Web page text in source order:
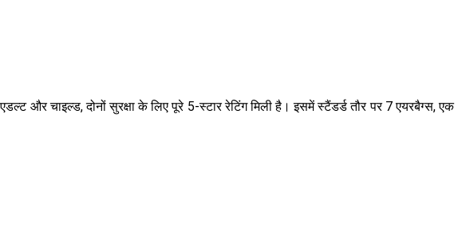
और चाइल्ड, दोनों सुरक्षा के लिए पूरे 5-स्टार रेटिंग मिली है। इसमें स्टैंडर्ड तौर पर 7 एयरबैग्स, एक